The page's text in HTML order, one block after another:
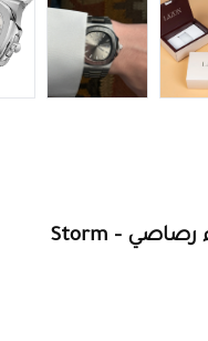
ساعة رجالية من الستيل بميناء رصاصي - Storm